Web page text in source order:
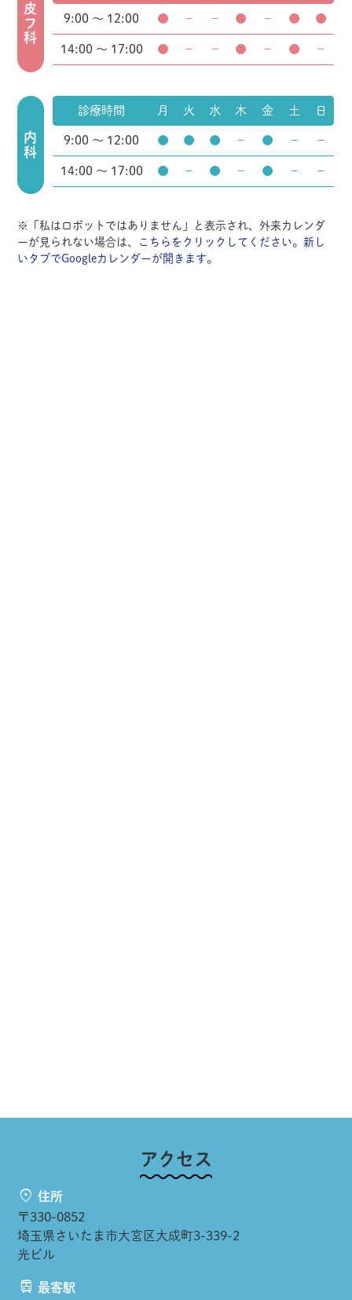
皮フ科 9:00 ～ 12:00 ● － － ● － ● ●
14:00 ～ 17:00 ● － － ● － ● －
内科
診療時間 月 火 水 木 金 土 日
9:00 ～ 12:00 ● ● ● － ● － －
14:00 ～ 17:00 ● － ● － ● － －
※「私はロボットではありません」と表示され、外来カレンダ
ーが見られない場合は、
こちらをクリックしてください。新し
いタブでGoogleカレンダーが開きます。
アクセス
住所
〒330-0852
埼玉県さいたま市大宮区大成町3-339-2
光ビル
最寄駅